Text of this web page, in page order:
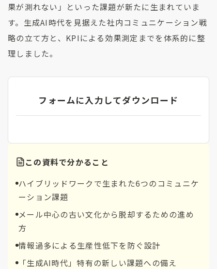
果が測れない」といった課題が新たに生まれていま
す。生成AI時代を見据えた社内コミュニケーション戦
略の立て方と、KPIによる効果測定までを体系的に整
理しました。
この資料で分かること
ハイブリッドワークで生まれた6つのコミュニケ
ーション課題
メール中心の古い文化から脱却するための進め
方
情報過多による生産性低下を防ぐ設計
「生成AI時代」特有の新しい課題への備え
フォームに入力してダウンロード